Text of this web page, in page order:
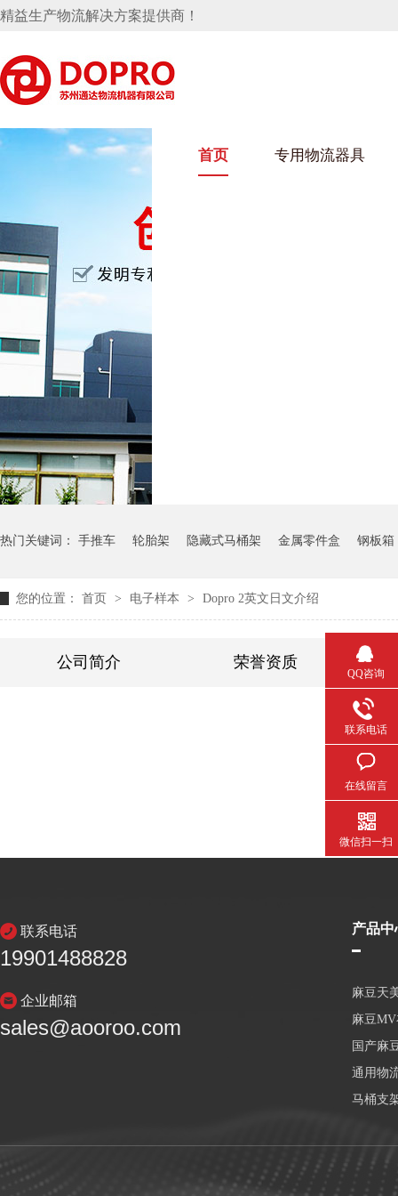
精益生产物流解决方案提供商！
首页 专用物流器具
麻豆天美在线观看架
速箱托盘 保险杠料架
向机料架
消声器料架
挂料架
手推车
网箱
气瓶料架
藏式马桶水箱支架
汽车行业
卫浴行业
热门关键词： 手推车 轮胎架 隐藏式马桶架 金属零件盒 钢板箱
您的位置： 首页 > 电子样本 > Dopro 2英文日文介绍
公司简介 荣誉资质
联系电话
19901488828
企业邮箱
sales@aooroo.com
产品中
麻豆天
麻豆
国产麻
通用物
马桶支
QQ咨询
联系电话
在线留言
微信扫一扫